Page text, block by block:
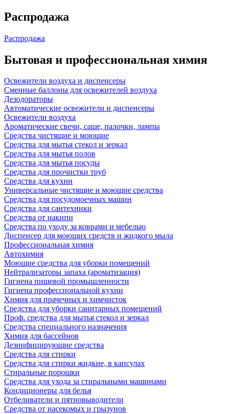
Распродажа
Распродажа
Бытовая и профессиональная химия
Освежители воздуха и диспенсеры
Сменные баллоны для освежителей воздуха
Дезодораторы
Автоматические освежители и диспенсеры
Освежители воздуха
Ароматические свечи, саше, палочки, лампы
Средства чистящие и моющие
Средства для мытья стекол и зеркал
Средства для мытья полов
Средства для мытья посуды
Средства для прочистки труб
Средства для кухни
Универсальные чистящие и моющие средства
Средства для посудомоечных машин
Средства для сантехники
Средства от накипи
Средства по уходу за коврами и мебелью
Диспенсер для моющих средств и жидкого мыла
Профессиональная химия
Автохимия
Моющие средства для уборки помещений
Нейтрализаторы запаха (ароматизация)
Гигиена пищевой промышленности
Гигиена профессиональной кухни
Химия для прачечных и химчисток
Средства для уборки санитарных помещений
Проф. средства для мытья стекол и зеркал
Средства специального назначения
Химия для бассейнов
Дезинфицирующие средства
Средства для стирки
Средства для стирки жидкие, в капсулах
Стиральные порошки
Средства для ухода за стиральными машинами
Кондиционеры для белья
Отбеливатели и пятновыводители
Средства от насекомых и грызунов